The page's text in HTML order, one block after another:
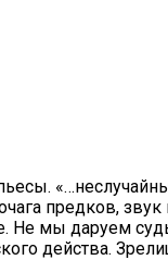
предков,
Не мы даруем
действа.